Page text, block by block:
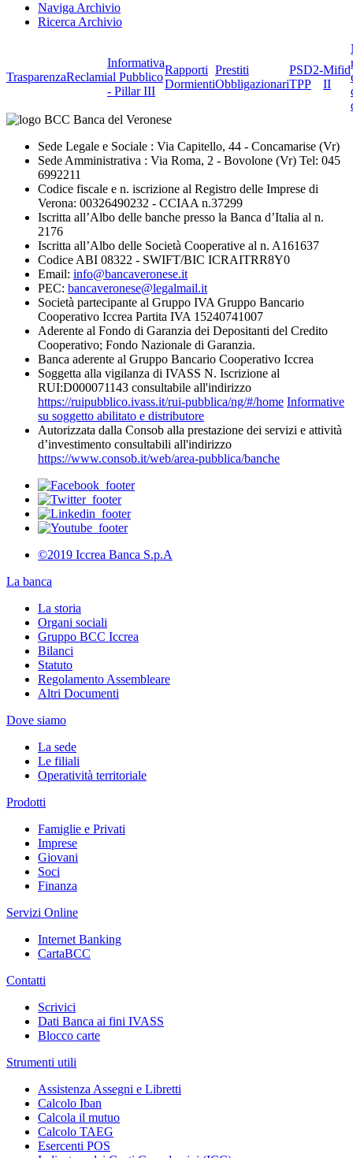
Naviga Archivio
Ricerca Archivio
TrasparenzaReclami
Informativa
al Pubblico
- Pillar III
Rapporti
Dormienti
Prestiti
Obbligazionari
PSD2-
TPP
Mifid
II
Sede Legale e Sociale : Via Capitello, 44 - Concamarise (Vr)
Sede Amministrativa : Via Roma, 2 - Bovolone (Vr) Tel: 045
6992211
Codice fiscale e n. iscrizione al Registro delle Imprese di
Verona: 00326490232 - CCIAA n.37299
Iscritta all’Albo delle banche presso la Banca d’Italia al n.
2176
Iscritta all’Albo delle Società Cooperative al n. A161637
Codice ABI 08322 - SWIFT/BIC ICRAITRR8Y0
Email: info@bancaveronese.it
PEC: bancaveronese@legalmail.it
Società partecipante al Gruppo IVA Gruppo Bancario
Cooperativo Iccrea Partita IVA 15240741007
Aderente al Fondo di Garanzia dei Depositanti del Credito
Cooperativo; Fondo Nazionale di Garanzia.
Banca aderente al Gruppo Bancario Cooperativo Iccrea
Soggetta alla vigilanza di IVASS N. Iscrizione al
RUI:D000071143 consultabile all'indirizzo
https://ruipubblico.ivass.it/rui-pubblica/ng/#/home Informative
su soggetto abilitato e distributore
Autorizzata dalla Consob alla prestazione dei servizi e attività
d’investimento consultabili all'indirizzo
https://www.consob.it/web/area-pubblica/banche
©2019 Iccrea Banca S.p.A
La banca
La storia
Organi sociali
Gruppo BCC Iccrea
Bilanci
Statuto
Regolamento Assembleare
Altri Documenti
Dove siamo
La sede
Le filiali
Operatività territoriale
Prodotti
Famiglie e Privati
Imprese
Giovani
Soci
Finanza
Servizi Online
Internet Banking
CartaBCC
Contatti
Scrivici
Dati Banca ai fini IVASS
Blocco carte
Strumenti utili
Assistenza Assegni e Libretti
Calcolo Iban
Calcola il mutuo
Calcolo TAEG
Esercenti POS